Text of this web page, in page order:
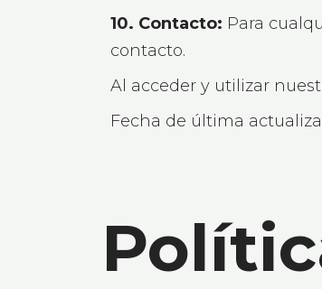
10. Contacto: Para
contacto.
Al acceder y utilizar
Fecha de última